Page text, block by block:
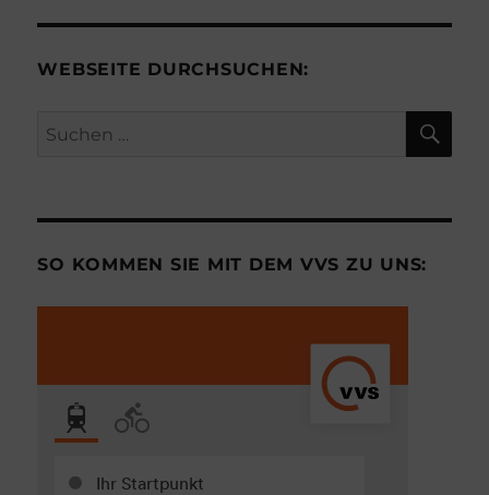
WEBSEITE DURCHSUCHEN:
Suchen
SO KOMMEN SIE MIT DEM VVS ZU UNS: